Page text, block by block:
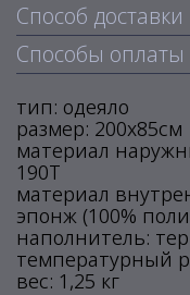
Способ
Способы оплаты
тип: одеяло
размер: 200х85см
материал
190T
материал
эпонж (100%
наполнитель:
температурный
вес: 1,25 кг